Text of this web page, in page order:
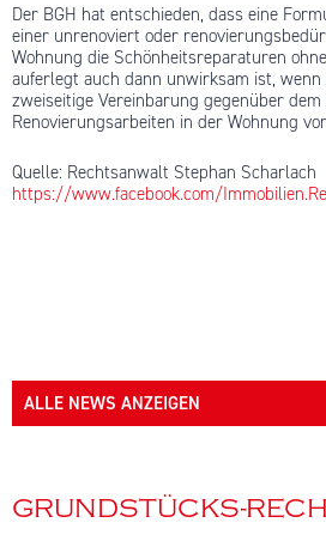
Der BGH hat entschieden, dass eine
einer unrenoviert oder
Wohnung die Schönheitsreparaturen
auferlegt auch dann unwirksam ist,
zweiseitige Vereinbarung gegenüber
Renovierungsarbeiten in der Wohnung
Quelle: Rechtsanwalt Stephan Scharlach
https://www.facebook.com/
ALLE NEWS ANZEIGEN
GRUNDSTÜCKS-